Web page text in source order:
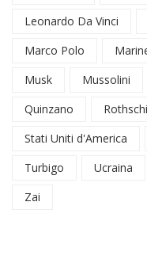
Leonardo Da Vinci
Marco Polo
Musk
Mussolini
Quinzano
Stati Uniti d'America
Turbigo
Ucraina
Zai